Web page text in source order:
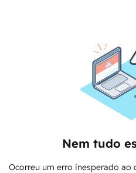
Nem tudo
Ocorreu um erro inesperado ao